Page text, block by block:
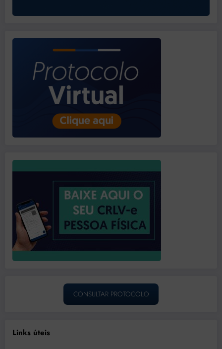
CONSULTAR PROTOCOLO
Links úteis